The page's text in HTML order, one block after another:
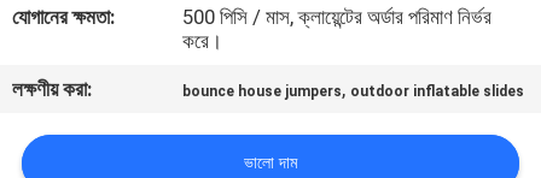
সাইট
ম্যাপ
যোগানের ক্ষমতা:
500 পিসি / মাস, ক্লায়েন্টের অর্ডার পরিমাণ নির্ভর
করে।
লক্ষণীয় করা:
bounce house jumpers, outdoor inflatable slides
ভালো দাম